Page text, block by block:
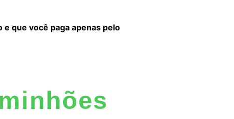
que você paga apenas pelo